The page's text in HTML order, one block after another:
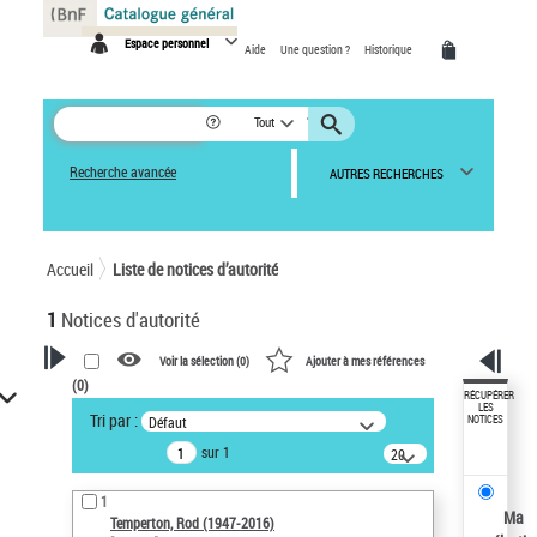
Espace personnel Aide Une question ? Historique
Tout
Recherche avancée AUTRES RECHERCHES
Accueil Liste de notices d’autorité
1 Notices d'autorité
VOTRE RECHERCHE
Recherche avancée dans les
notices d’autorité
Œuvres liées à l'auteur :
Temperton, Rod (1947-2016)
Voir la sélection (0) Ajouter à mes références
(0)
Tri par : Défaut
sur 1
20
résultats/page
1
Temperton, Rod (1947-2016)
RÉCUPÉRER
LES
NOTICES
Ma
Panneau de gestion des cookies